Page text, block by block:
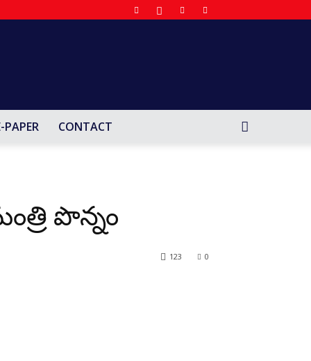
PAPER CONTACT
పొన్నం
0
123